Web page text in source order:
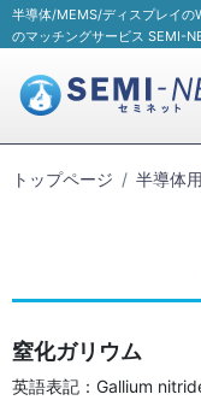
半導体/MEMS/ディスプレイの
のマッチングサービス SEMI-
トップページ 半導体
窒化ガリウム
英語表記：Gallium